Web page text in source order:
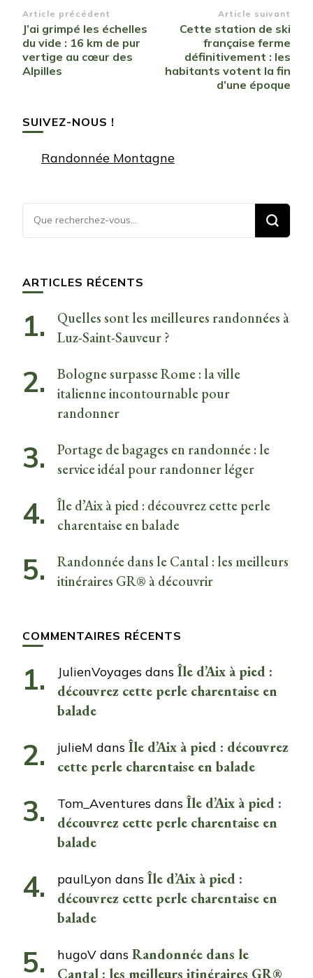
Navigation
d’article
Article précédent
J’ai grimpé les échelles
du vide : 16 km de pur
vertige au cœur des
Alpilles
Article suivant
Cette station de ski
française ferme
définitivement : les
habitants votent la fin
d’une époque
SUIVEZ-NOUS !
Randonnée Montagne
Vous
recherchiez
ARTICLES RÉCENTS
Quelles sont les meilleures randonnées à
Luz-Saint-Sauveur ?
Bologne surpasse Rome : la ville
italienne incontournable pour
randonner
Portage de bagages en randonnée : le
service idéal pour randonner léger
Île d’Aix à pied : découvrez cette perle
charentaise en balade
Randonnée dans le Cantal : les meilleurs
itinéraires GR® à découvrir
COMMENTAIRES RÉCENTS
JulienVoyages dans Île d’Aix à pied :
découvrez cette perle charentaise en
balade
julieM dans Île d’Aix à pied : découvrez
cette perle charentaise en balade
Tom_Aventures dans Île d’Aix à pied :
découvrez cette perle charentaise en
balade
paulLyon dans Île d’Aix à pied :
découvrez cette perle charentaise en
balade
hugoV dans Randonnée dans le
Cantal : les meilleurs itinéraires GR®